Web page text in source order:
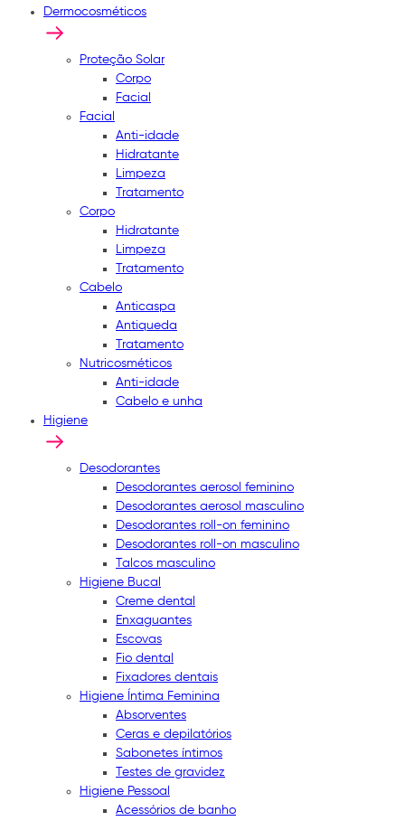
Dermocosméticos
Proteção Solar
Corpo
Facial
Facial
Anti-idade
Hidratante
Limpeza
Tratamento
Corpo
Hidratante
Limpeza
Tratamento
Cabelo
Anticaspa
Antiqueda
Tratamento
Nutricosméticos
Anti-idade
Cabelo e unha
Higiene
Desodorantes
Desodorantes aerosol feminino
Desodorantes aerosol masculino
Desodorantes roll-on feminino
Desodorantes roll-on masculino
Talcos masculino
Higiene Bucal
Creme dental
Enxaguantes
Escovas
Fio dental
Fixadores dentais
Higiene Íntima Feminina
Absorventes
Ceras e depilatórios
Sabonetes íntimos
Testes de gravidez
Higiene Pessoal
Acessórios de banho